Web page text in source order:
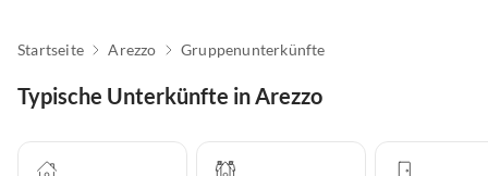
Startseite Arezzo Gruppenunterkünfte
Typische Unterkünfte in Arezzo